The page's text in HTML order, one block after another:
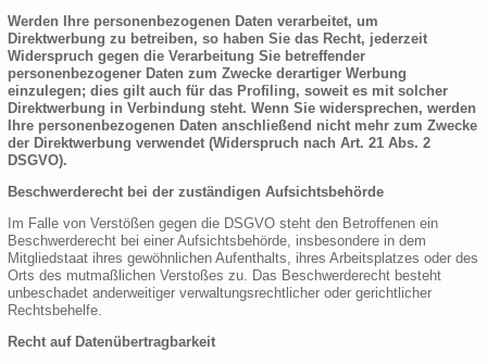
Werden Ihre personenbezogenen Daten verarbeitet, um
Direktwerbung zu betreiben, so haben Sie das Recht, jederzeit
Widerspruch gegen die Verarbeitung Sie betreffender
personenbezogener Daten zum Zwecke derartiger Werbung
einzulegen; dies gilt auch für das Profiling, soweit es mit solcher
Direktwerbung in Verbindung steht. Wenn Sie widersprechen, werden
Ihre personenbezogenen Daten anschließend nicht mehr zum Zwecke
der Direktwerbung verwendet (Widerspruch nach Art. 21 Abs. 2
DSGVO).
Beschwerderecht bei der zuständigen Aufsichtsbehörde
Im Falle von Verstößen gegen die DSGVO steht den Betroffenen ein
Beschwerderecht bei einer Aufsichtsbehörde, insbesondere in dem
Mitgliedstaat ihres gewöhnlichen Aufenthalts, ihres Arbeitsplatzes oder des
Orts des mutmaßlichen Verstoßes zu. Das Beschwerderecht besteht
unbeschadet anderweitiger verwaltungsrechtlicher oder gerichtlicher
Rechtsbehelfe.
Recht auf Datenübertragbarkeit